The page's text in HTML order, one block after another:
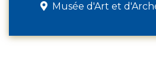
Musée d'Art et